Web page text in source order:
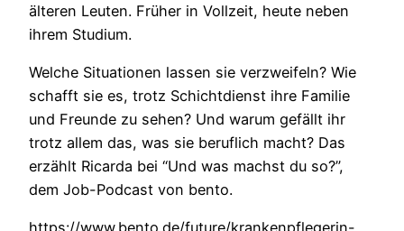
älteren Leuten. Früher in Vollzeit, heute neben
ihrem Studium.
Welche Situationen lassen sie verzweifeln? Wie
schafft sie es, trotz Schichtdienst ihre Familie
und Freunde zu sehen? Und warum gefällt ihr
trotz allem das, was sie beruflich macht? Das
erzählt Ricarda bei “Und was machst du so?”,
dem Job-Podcast von bento.